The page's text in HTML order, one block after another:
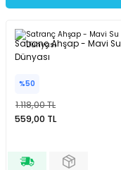
Satranç Ahşap - Mavi Su
Dünyası
%50
1.118,00 TL
559,00 TL